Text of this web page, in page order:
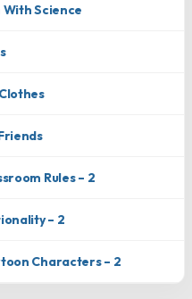
With Science
Rules – 2
– 2
Characters – 2